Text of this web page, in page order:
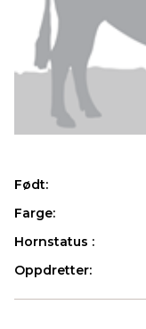
Født:
Farge:
Hornstatus :
Oppdretter: